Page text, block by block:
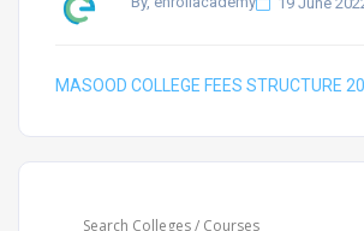
MASOOD COLLEGE FEES STRUCTURE